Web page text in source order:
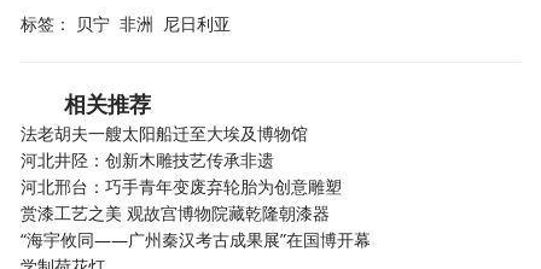
标签： 贝宁 非洲 尼日利亚
相关推荐
法老胡夫一艘太阳船迁至大埃及博物馆
河北井陉：创新木雕技艺传承非遗
河北邢台：巧手青年变废弃轮胎为创意雕塑
赏漆工艺之美 观故宫博物院藏乾隆朝漆器
“海宇攸同——广州秦汉考古成果展”在国博开幕